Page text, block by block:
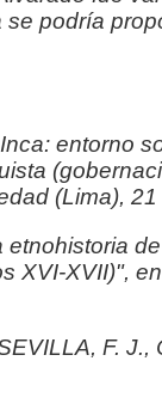
podría
entorno
(Lima),
etnohistoria
XVI-XVII)",
F. J.,